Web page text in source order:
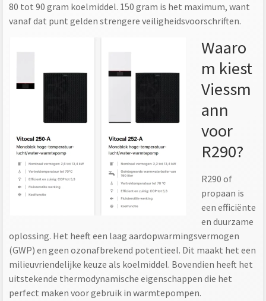
80 tot 90 gram koelmiddel. 150 gram is het maximum, want
vanaf dat punt gelden strengere veiligheidsvoorschriften.
Waaro
m kiest
Viessm
ann
voor
R290?
R290 of
propaan is
een efficiënte
en duurzame
oplossing. Het heeft een laag aardopwarmingsvermogen
(GWP) en geen ozonafbrekend potentieel. Dit maakt het een
milieuvriendelijke keuze als koelmiddel. Bovendien heeft het
uitstekende thermodynamische eigenschappen die het
perfect maken voor gebruik in warmtepompen.